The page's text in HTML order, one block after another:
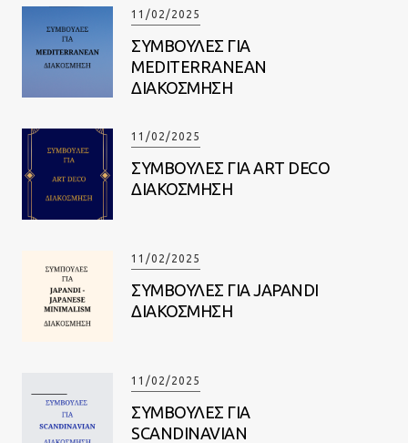
11/02/2025
ΣΥΜΒΟΥΛΕΣ ΓΙΑ
MEDITERRANEAN
ΔΙΑΚΟΣΜΗΣΗ
11/02/2025
ΣΥΜΒΟΥΛΕΣ ΓΙΑ ART DECO
ΔΙΑΚΟΣΜΗΣΗ
11/02/2025
ΣΥΜΒΟΥΛΕΣ ΓΙΑ JAPANDI
ΔΙΑΚΟΣΜΗΣΗ
11/02/2025
ΣΥΜΒΟΥΛΕΣ ΓΙΑ
SCANDINAVIAN